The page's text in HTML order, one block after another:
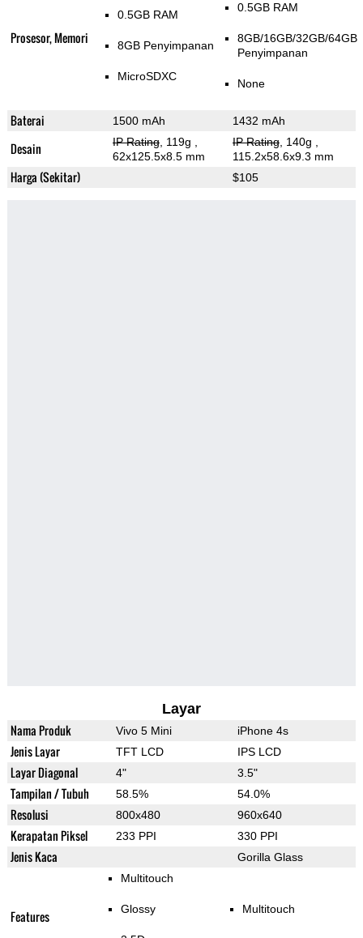
Prosesor, Memori
0.5GB RAM
8GB Penyimpanan
MicroSDXC
0.5GB RAM
8GB/16GB/32GB/64GB
Penyimpanan
None
Baterai 1500 mAh 1432 mAh
Desain IP Rating, 119g
62x125.5x8.5 mm
IP Rating, 140g
115.2x58.6x9.3 mm
Harga (Sekitar) $105
Layar
Nama Produk Vivo 5 Mini iPhone 4s
Jenis Layar TFT LCD IPS LCD
Layar Diagonal 4" 3.5"
Tampilan / Tubuh 58.5% 54.0%
Resolusi 800x480 960x640
Kerapatan Piksel 233 PPI 330 PPI
Jenis Kaca Gorilla Glass
Features
Multitouch
Glossy Multitouch